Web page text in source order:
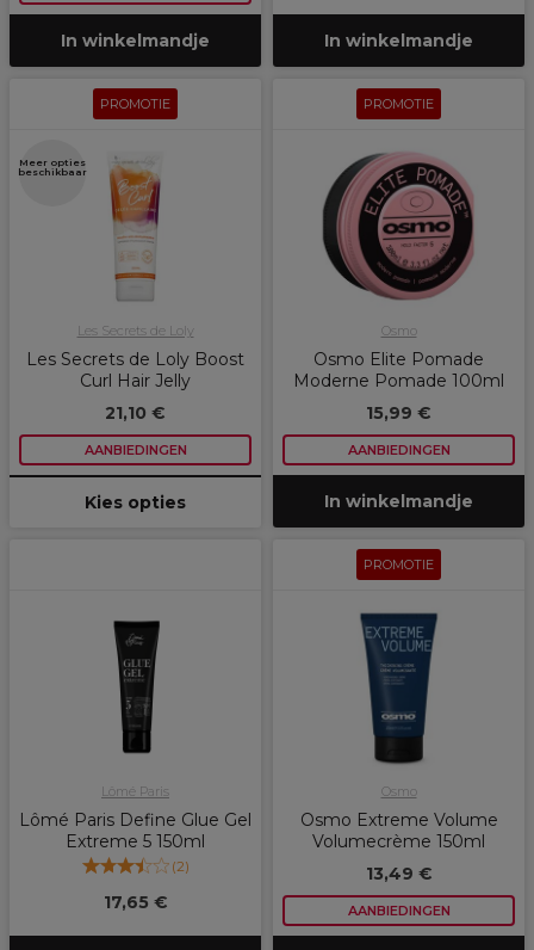
In winkelmandje In winkelmandje
PROMOTIE
Meer opties
beschikbaar
Les Secrets de Loly
Les Secrets de Loly Boost
Curl Hair Jelly
21,10 €
AANBIEDINGEN
Kies opties
PROMOTIE
Osmo
Osmo Elite Pomade
Moderne Pomade 100ml
15,99 €
AANBIEDINGEN
In winkelmandje
Lômé Paris
Lômé Paris Define Glue Gel
Extreme 5 150ml
(2)
17,65 €
PROMOTIE
Osmo
Osmo Extreme Volume
Volumecrème 150ml
13,49 €
AANBIEDINGEN